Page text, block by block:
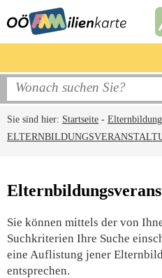
Sie sind hier: Startseite - Elternbildung
Sie können mittels der von
Suchkriterien Ihre Suche
eine Auflistung jener
entsprechen.